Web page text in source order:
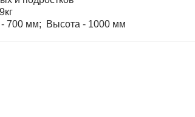
700 мм; Высота - 1000 мм